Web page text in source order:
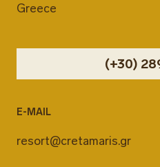
Greece
(+30)
E-MAIL
resort@cretamaris.gr